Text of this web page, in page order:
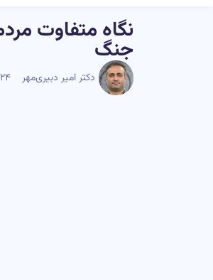
نگاه متفاوت
جنگ
دکتر امیر دبیری‌مهر ۲۴ اردیبهشت ۱۴۰۵